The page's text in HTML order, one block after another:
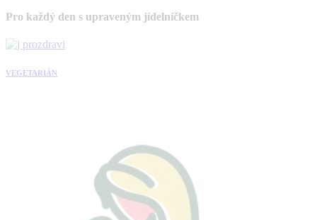
Pro každý den s upraveným jídelníčkem
VEGETARIÁN